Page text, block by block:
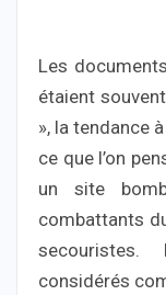
Les
étaient
», la tendance
ce que l’on
un site
combattants
considérés